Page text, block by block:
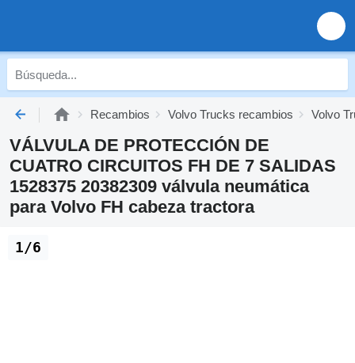
Recambios Volvo Trucks recambios Volvo
VÁLVULA DE PROTECCIÓN DE
CUATRO CIRCUITOS FH DE 7 SALIDAS
1528375 20382309 válvula neumática
para Volvo FH cabeza tractora
1/6